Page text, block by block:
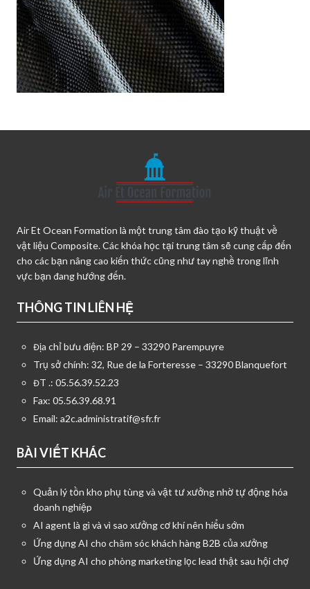
Air Et Ocean Formation là một trung tâm đào tạo kỹ thuật về
vật liệu Composite. Các khóa học tại trung tâm sẽ cung cấp đến
cho các bạn nâng cao kiến thức cũng như tay nghề trong lĩnh
vực bạn đang hướng đến.
THÔNG TIN LIÊN HỆ
Địa chỉ bưu điện: BP 29 – 33290 Parempuyre
Trụ sở chính: 32, Rue de la Forteresse – 33290 Blanquefort
ĐT .: 05.56.39.52.23
Fax: 05.56.39.68.91
Email: a2c.administratif@sfr.fr
BÀI VIẾT KHÁC
Quản lý tồn kho phụ tùng và vật tư xưởng nhờ tự động hóa
doanh nghiệp
AI agent là gì và vì sao xưởng cơ khí nên hiểu sớm
Ứng dụng AI cho chăm sóc khách hàng B2B của xưởng
Ứng dụng AI cho phòng marketing lọc lead thật sau hội chợ